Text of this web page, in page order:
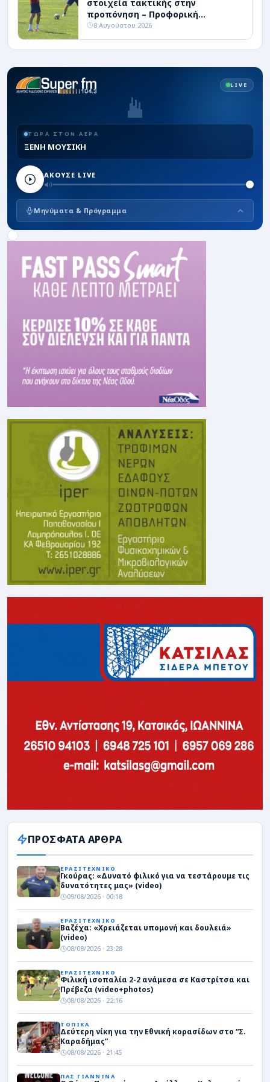
στοιχεία τακτικής στην
προπόνηση – Προφορική
συμφωνία με επιθετικό
8 Αυγούστου 2026
LIVE
ΤΩΡΑ ΣΤΟΝ ΑΕΡΑ
ΞΕΝΗ ΜΟΥΣΙΚΗ
ΑΚΟΥΣΕ LIVE
Μηνύματα & Πρόγραμμα
ΠΡΟΣΦΑΤΑ ΑΡΘΡΑ
ΕΡΑΣΙΤΕΧΝΙΚΟ
Γκούρας: «Δυνατό φιλικό για να τεστάρουμε τις
δυνατότητες μας» (video)
09/08/2026 · 00:18
ΕΡΑΣΙΤΕΧΝΙΚΟ
Βαζέχα: «Χρειάζεται υπομονή και δουλειά»
(video)
08/08/2026 · 23:28
ΕΡΑΣΙΤΕΧΝΙΚΟ
Φιλική ισοπαλία 2-2 ανάμεσα σε Καστρίτσα και
Πρέβεζα (video+photos)
08/08/2026 · 22:16
ΤΟΠΙΚΑ
Δεύτερη νίκη για την Εθνική κορασίδων στο “Σ.
Καραδήμας”
08/08/2026 · 21:45
ΠΑΣ ΓΙΑΝΝΙΝΑ